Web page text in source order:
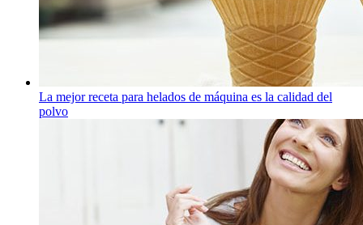
La mejor receta para helados de máquina es la calidad del
polvo